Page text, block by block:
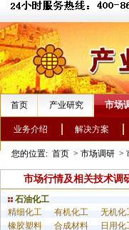
首页 产业研究 市场
业务介绍 解决方案
您的位置: 首页 > 市场调研 >
市场行情及相关技术调
石油化工
精细化工
有机化工
无机化
橡胶塑料
合成材料
日用化